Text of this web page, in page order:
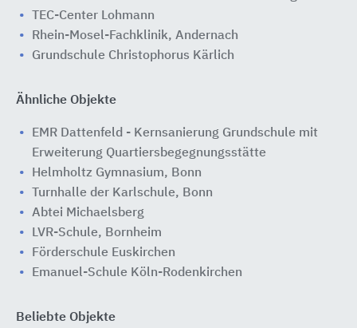
TEC-Center Lohmann
Rhein-Mosel-Fachklinik, Andernach
Grundschule Christophorus Kärlich
Ähnliche Objekte
EMR Dattenfeld - Kernsanierung Grundschule mit
Erweiterung Quartiersbegegnungsstätte
Helmholtz Gymnasium, Bonn
Turnhalle der Karlschule, Bonn
Abtei Michaelsberg
LVR-Schule, Bornheim
Förderschule Euskirchen
Emanuel-Schule Köln-Rodenkirchen
Beliebte Objekte